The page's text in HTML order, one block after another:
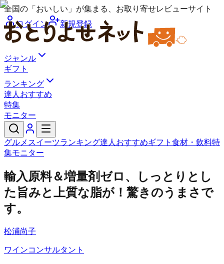
全国の「おいしい」が集まる、お取り寄せレビューサイト
ログイン
新規登録
ジャンル
ギフト
ランキング
達人おすすめ
特集
モニター
グルメ スイーツランキング達人おすすめギフト 食材・飲料特
集モニター
輸入原料＆増量剤ゼロ、しっとりとし
た旨みと上質な脂が！驚きのうまさで
す。
松浦尚子
ワインコンサルタント